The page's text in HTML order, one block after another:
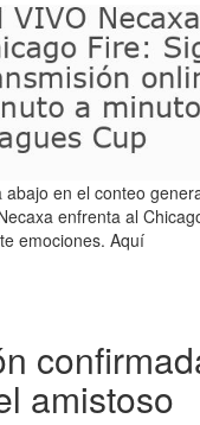
en el conteo
enfrenta al
emociones. Aquí
amistoso